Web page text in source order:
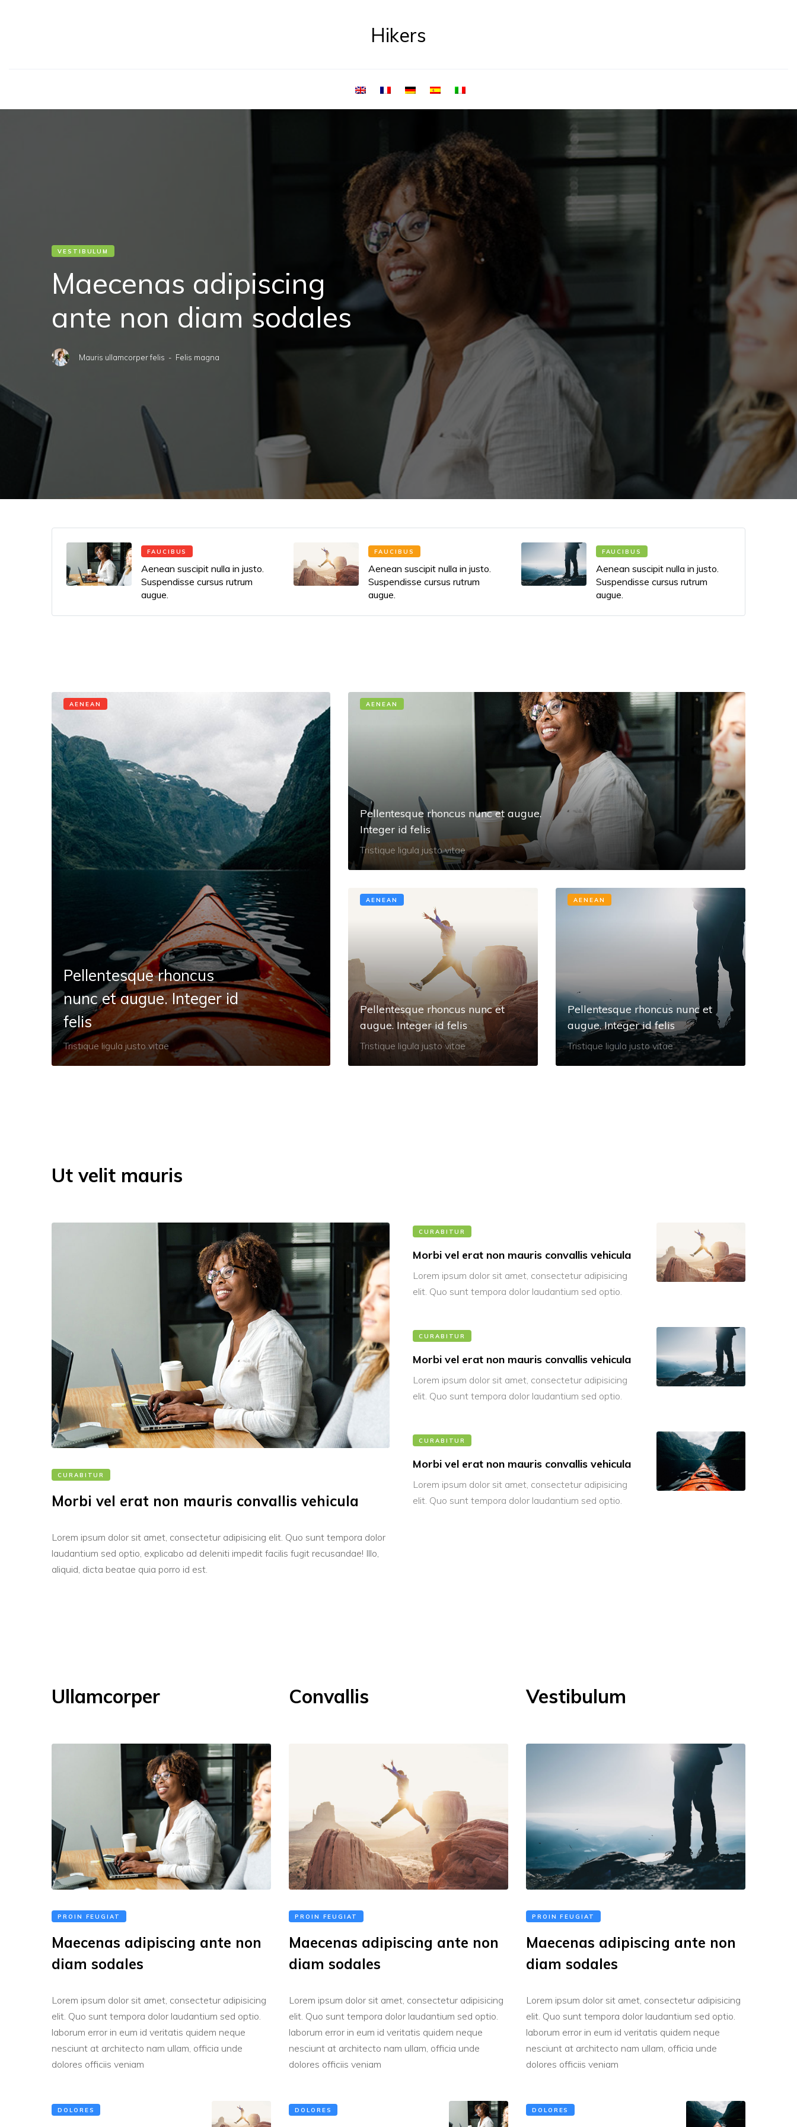
Hikers
VESTIBULUM
Maecenas adipiscing
ante non diam sodales
Mauris ullamcorper felis - Felis magna
FAUCIBUS
Aenean suscipit nulla in justo.
Suspendisse cursus rutrum
augue.
FAUCIBUS
Aenean suscipit nulla in justo.
Suspendisse cursus rutrum
augue.
FAUCIBUS
Aenean suscipit nulla in justo.
Suspendisse cursus rutrum
augue.
AENEAN
Pellentesque rhoncus
nunc et augue. Integer id
felis
Tristique ligula justo vitae
AENEAN
Pellentesque rhoncus nunc et augue.
Integer id felis
Tristique ligula justo vitae
AENEAN
Pellentesque rhoncus nunc et
augue. Integer id felis
Tristique ligula justo vitae
AENEAN
Pellentesque rhoncus nunc et
augue. Integer id felis
Tristique ligula justo vitae
Ut velit mauris
CURABITUR
Morbi vel erat non mauris convallis vehicula
Lorem ipsum dolor sit amet, consectetur adipisicing elit. Quo sunt tempora dolor
laudantium sed optio, explicabo ad deleniti impedit facilis fugit recusandae! Illo,
aliquid, dicta beatae quia porro id est.
CURABITUR
Morbi vel erat non mauris convallis vehicula
Lorem ipsum dolor sit amet, consectetur adipisicing
elit. Quo sunt tempora dolor laudantium sed optio.
CURABITUR
Morbi vel erat non mauris convallis vehicula
Lorem ipsum dolor sit amet, consectetur adipisicing
elit. Quo sunt tempora dolor laudantium sed optio.
CURABITUR
Morbi vel erat non mauris convallis vehicula
Lorem ipsum dolor sit amet, consectetur adipisicing
elit. Quo sunt tempora dolor laudantium sed optio.
Ullamcorper
PROIN FEUGIAT
Maecenas adipiscing ante non
diam sodales
Lorem ipsum dolor sit amet, consectetur adipisicing
elit. Quo sunt tempora dolor laudantium sed optio.
laborum error in eum id veritatis quidem neque
nesciunt at architecto nam ullam, officia unde
dolores officiis veniam
DOLORES
Convallis
PROIN FEUGIAT
Maecenas adipiscing ante non
diam sodales
Lorem ipsum dolor sit amet, consectetur adipisicing
elit. Quo sunt tempora dolor laudantium sed optio.
laborum error in eum id veritatis quidem neque
nesciunt at architecto nam ullam, officia unde
dolores officiis veniam
DOLORES
Vestibulum
PROIN FEUGIAT
Maecenas adipiscing ante non
diam sodales
Lorem ipsum dolor sit amet, consectetur adipisicing
elit. Quo sunt tempora dolor laudantium sed optio.
laborum error in eum id veritatis quidem neque
nesciunt at architecto nam ullam, officia unde
dolores officiis veniam
DOLORES